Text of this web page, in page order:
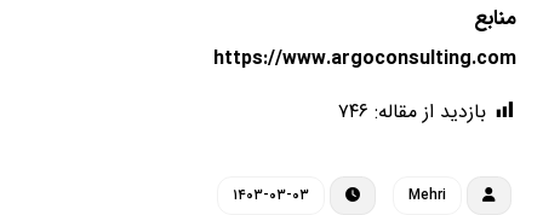
منابع
https://www.argoconsulting.com
بازدید از مقاله: ۷۴۶
Mehri ۱۴۰۳-۰۳-۰۳